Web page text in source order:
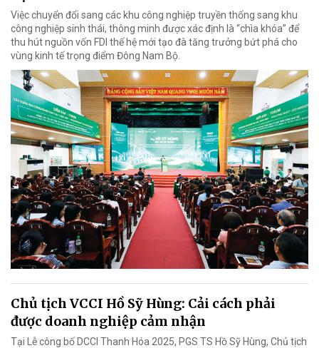
Việc chuyển đổi sang các khu công nghiệp truyền thống sang khu
công nghiệp sinh thái, thông minh được xác định là “chìa khóa” để
thu hút nguồn vốn FDI thế hệ mới tạo đà tăng trưởng bứt phá cho
vùng kinh tế trọng điểm Đông Nam Bộ.
Chủ tịch VCCI Hồ Sỹ Hùng: Cải cách phải
được doanh nghiệp cảm nhận
Tại Lễ công bố DCCI Thanh Hóa 2025, PGS TS Hồ Sỹ Hùng, Chủ tịch